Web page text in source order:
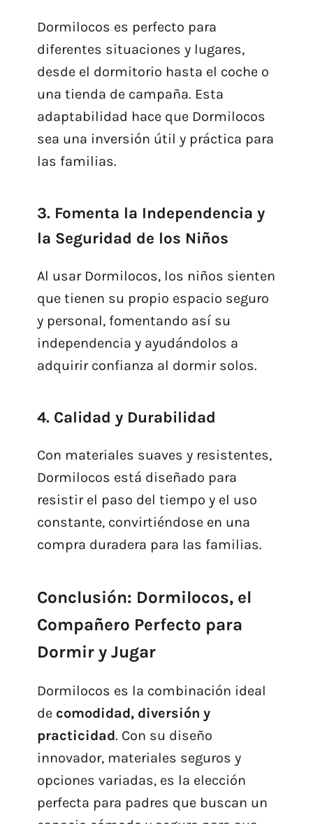
Dormilocos es perfecto para
diferentes situaciones y lugares,
desde el dormitorio hasta el coche o
una tienda de campaña. Esta
adaptabilidad hace que Dormilocos
sea una inversión útil y práctica para
las familias.
3. Fomenta la Independencia y
la Seguridad de los Niños
Al usar Dormilocos, los niños sienten
que tienen su propio espacio seguro
y personal, fomentando así su
independencia y ayudándolos a
adquirir confianza al dormir solos.
4. Calidad y Durabilidad
Con materiales suaves y resistentes,
Dormilocos está diseñado para
resistir el paso del tiempo y el uso
constante, convirtiéndose en una
compra duradera para las familias.
Conclusión: Dormilocos, el
Compañero Perfecto para
Dormir y Jugar
Dormilocos es la combinación ideal
de comodidad, diversión y
practicidad. Con su diseño
innovador, materiales seguros y
opciones variadas, es la elección
perfecta para padres que buscan un